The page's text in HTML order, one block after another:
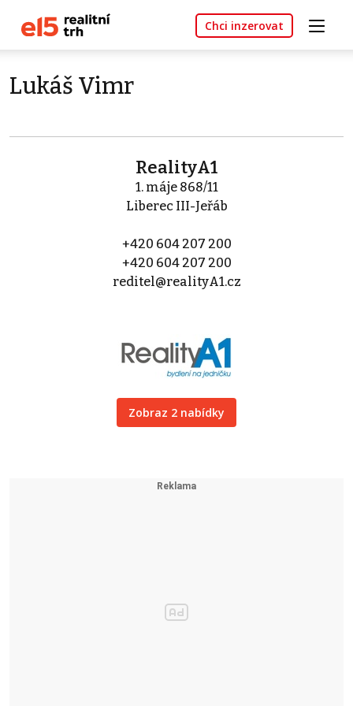
Chci inzerovat
Lukáš Vimr
RealityA1
1. máje 868/11
Liberec III-Jeřáb
+420 604 207 200
+420 604 207 200
reditel@realityA1.cz
Zobraz 2 nabídky